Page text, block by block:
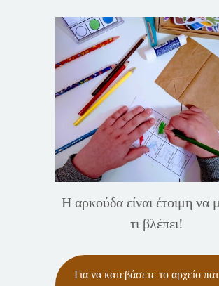
Η αρκούδα είναι έτοιμη να
τι βλέπει!
Για να κατεβάσετε το αρχείο